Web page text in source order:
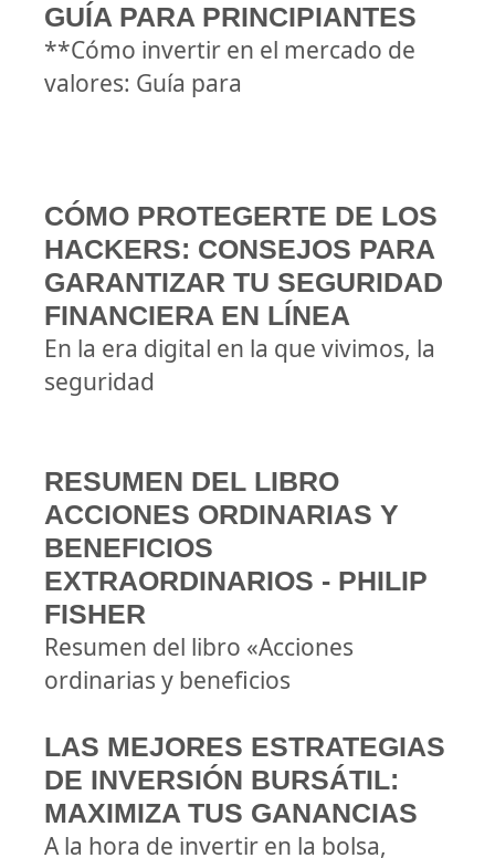
GUÍA PARA PRINCIPIANTES
**Cómo invertir en el mercado de
valores: Guía para
CÓMO PROTEGERTE DE LOS
HACKERS: CONSEJOS PARA
GARANTIZAR TU SEGURIDAD
FINANCIERA EN LÍNEA
En la era digital en la que vivimos, la
seguridad
RESUMEN DEL LIBRO
ACCIONES ORDINARIAS Y
BENEFICIOS
EXTRAORDINARIOS - PHILIP
FISHER
Resumen del libro «Acciones
ordinarias y beneficios
LAS MEJORES ESTRATEGIAS
DE INVERSIÓN BURSÁTIL:
MAXIMIZA TUS GANANCIAS
A la hora de invertir en la bolsa,